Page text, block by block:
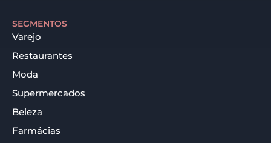
SEGMENTOS
Varejo
Restaurantes
Moda
Supermercados
Beleza
Farmácias